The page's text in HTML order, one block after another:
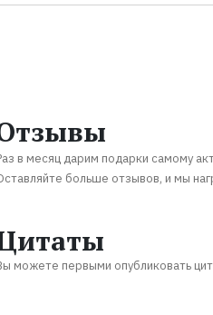
в месяц дарим подарки самому
больше отзывов, и мы
можете первыми опубликовать